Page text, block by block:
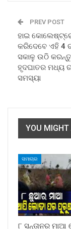
PREV POST
ହାଇ
କରିଦେବେ ଏହି 4
ସକାଳୁ ଉଠି
ହୃଦଘାତର ମଧ୍ୟ
ସମସ୍ୟା
YOU MIGHT
ସମାଚାର
୮ ସନ୍ତାନର